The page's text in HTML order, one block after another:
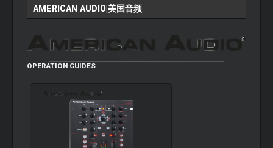
AMERICAN AUDIO|美国音频
OPERATION GUIDES